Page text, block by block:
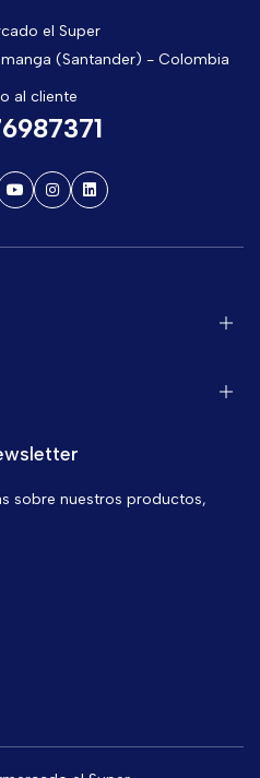
el Super
(Santander) - Colombia
al cliente
sobre nuestros productos,